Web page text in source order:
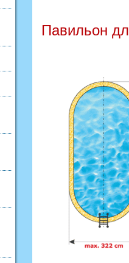
Павильон